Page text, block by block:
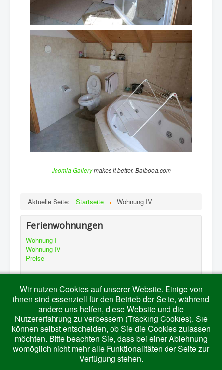
Joomla Gallerymakes it better. Balbooa.com
Aktuelle Seite: Startseite Wohnung IV
Ferienwohnungen
Wohnung I
Wohnung IV
Preise
Ausflugsziele
Königscard
Freizeitmöglichkeiten
Ausflugsziele
Wir nutzen Cookies auf unserer Website. Einige von
ihnen sind essenziell für den Betrieb der Seite, während
andere uns helfen, diese Website und die
Nutzererfahrung zu verbessern (Tracking Cookies). Sie
können selbst entscheiden, ob Sie die Cookies zulassen
möchten. Bitte beachten Sie, dass bei einer Ablehnung
womöglich nicht mehr alle Funktionalitäten der Seite zur
Verfügung stehen.